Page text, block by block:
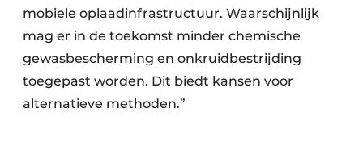
mobiele oplaadinfrastructuur. Waarschijnlijk
mag er in de toekomst minder chemische
gewasbescherming en onkruidbestrijding
toegepast worden. Dit biedt kansen voor
alternatieve methoden.”